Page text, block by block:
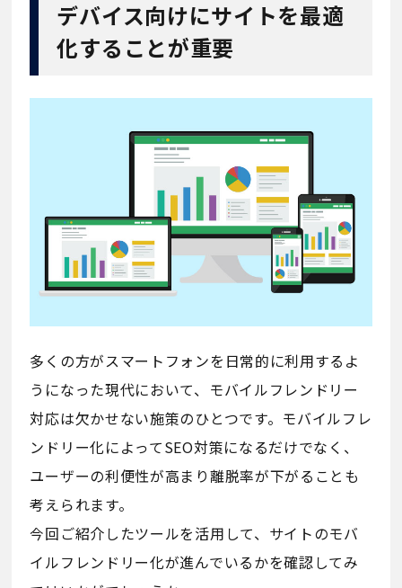
デバイス向けにサイトを最適
化することが重要
多くの方がスマートフォンを日常的に利用するよ
うになった現代において、モバイルフレンドリー
対応は欠かせない施策のひとつです。モバイルフレ
ンドリー化によってSEO対策になるだけでなく、
ユーザーの利便性が高まり離脱率が下がることも
考えられます。
今回ご紹介したツールを活用して、サイトのモバ
イルフレンドリー化が進んでいるかを確認してみ